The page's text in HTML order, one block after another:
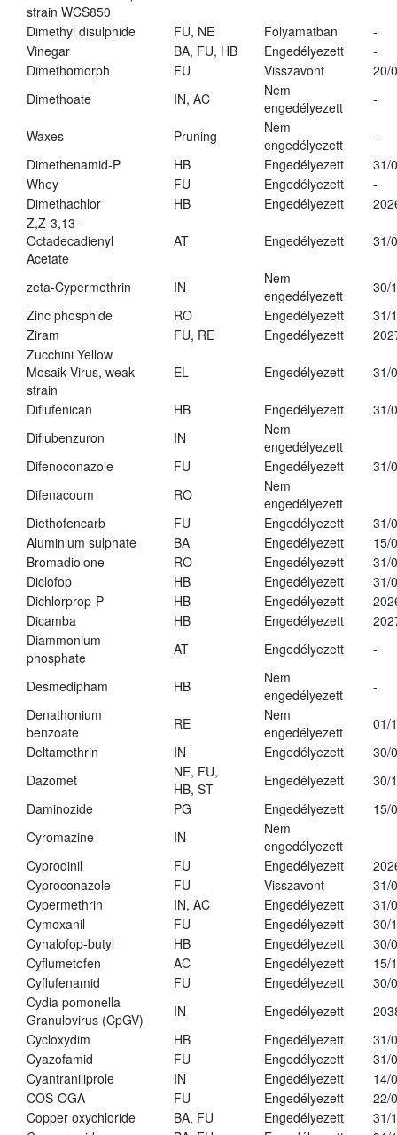
strain WCS850
Dimethyl disulphide FU, NE Folyamatban
-
Vinegar
BA, FU, HB Engedélyezett
-
Dimethomorph
FU Visszavont
20/
Dimethoate
IN, AC
Nem
engedélyezett
-
Waxes Pruning
Nem
engedélyezett
-
Dimethenamid-P
HB Engedélyezett
31/
Whey
FU Engedélyezett
-
Dimethachlor
HB Engedélyezett
Z,Z-3,13-
Octadecadienyl
Acetate
AT Engedélyezett 31/
zeta-Cypermethrin IN
Nem
engedélyezett
30/
Zinc phosphide
RO Engedélyezett
31/
Ziram
FU, RE Engedélyezett
Zucchini Yellow
Mosaik Virus, weak
strain
EL Engedélyezett 31/
Diflufenican HB Engedélyezett
31/
Diflubenzuron
IN
Nem
engedélyezett
Difenoconazole
FU Engedélyezett
31/
Difenacoum
RO
Nem
engedélyezett
Diethofencarb
FU Engedélyezett
31/
Aluminium sulphate
BA Engedélyezett
15/
Bromadiolone
RO Engedélyezett
31/
Diclofop
HB Engedélyezett
31/
Dichlorprop-P
HB Engedélyezett
Dicamba
HB Engedélyezett
Diammonium
phosphate
AT Engedélyezett -
Desmedipham HB
Nem
engedélyezett
-
Denathonium
benzoate
RE
Nem
engedélyezett
01/
Deltamethrin
IN Engedélyezett
30/
Dazomet
NE, FU,
HB, ST
Engedélyezett
30/
Daminozide
PG Engedélyezett
15/
Cyromazine
IN
Nem
engedélyezett
Cyprodinil
FU Engedélyezett
Cyproconazole
FU Visszavont
31/
Cypermethrin
IN, AC Engedélyezett
31/
Cymoxanil
FU Engedélyezett
30/
Cyhalofop-butyl
HB Engedélyezett
30/
Cyflumetofen
AC Engedélyezett
15/
Cyflufenamid
FU Engedélyezett
30/
Cydia pomonella
Granulovirus (CpGV)
IN Engedélyezett
Cycloxydim
HB Engedélyezett
31/
Cyazofamid
FU Engedélyezett
31/
Cyantraniliprole
IN Engedélyezett
14/
COS-OGA
FU Engedélyezett
22/
Copper oxychloride
BA, FU Engedélyezett
31/